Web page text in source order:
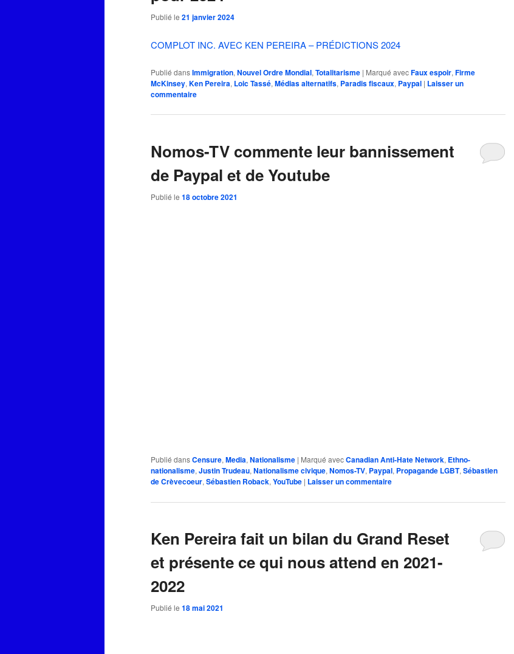
Publié le 21 janvier 2024
COMPLOT INC. AVEC KEN PEREIRA – PRÉDICTIONS 2024
Publié dansImmigration, Nouvel Ordre Mondial, Totalitarisme | Marqué avecFaux espoir, Firme
McKinsey, Ken Pereira, Loic Tassé, Médias alternatifs, Paradis fiscaux, Paypal | Laisser un
commentaire
Nomos-TV commente leur bannissement
de Paypal et de Youtube
Publié le 18 octobre 2021
Publié dansCensure, Media, Nationalisme | Marqué avecCanadian Anti-Hate Network, Ethno-
nationalisme, Justin Trudeau, Nationalisme civique, Nomos-TV, Paypal, Propagande LGBT, Sébastien
de Crèvecoeur, Sébastien Roback, YouTube | Laisser un commentaire
Ken Pereira fait un bilan du Grand Reset
et présente ce qui nous attend en 2021-
2022
Publié le 18 mai 2021